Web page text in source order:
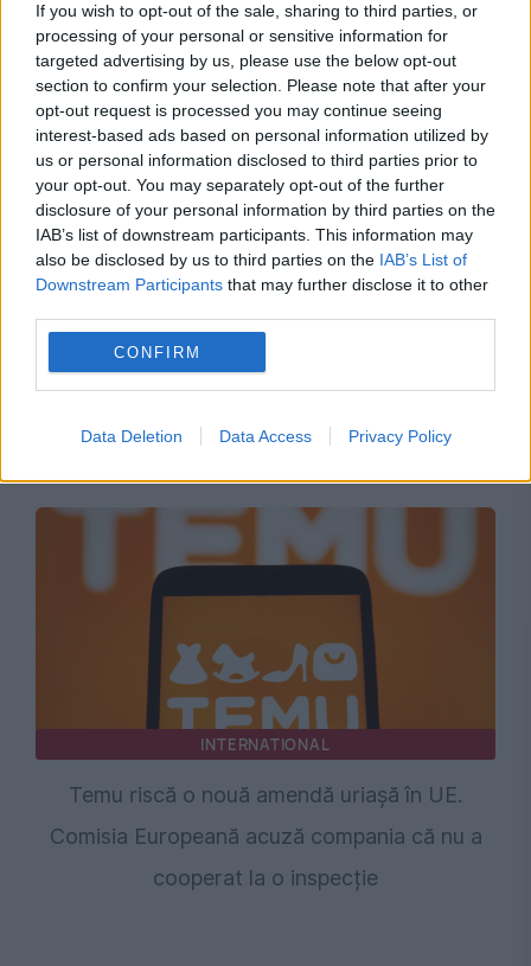
If you wish to opt-out of the sale, sharing to third parties, or
processing of your personal or sensitive information for
targeted advertising by us, please use the below opt-out
section to confirm your selection. Please note that after your
opt-out request is processed you may continue seeing
interest-based ads based on personal information utilized by
us or personal information disclosed to third parties prior to
your opt-out. You may separately opt-out of the further
disclosure of your personal information by third parties on the
IAB’s list of downstream participants. This information may
also be disclosed by us to third parties on the IAB’s List of
Downstream Participants that may further disclose it to other
CONFIRM
Data Deletion Data Access Privacy Policy
toată piața
ECONOMIE
Consultarea Comisiei Europene privind
răspunsuri au criticat restricțiile suplimentare
INTERNATIONAL
Temu riscă o nouă amendă uriașă în UE.
Comisia Europeană acuză compania că nu a
cooperat la o inspecție